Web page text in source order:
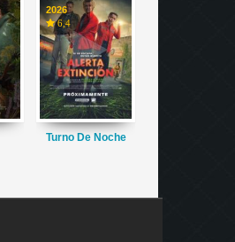
2026
6,4
Turno De Noche